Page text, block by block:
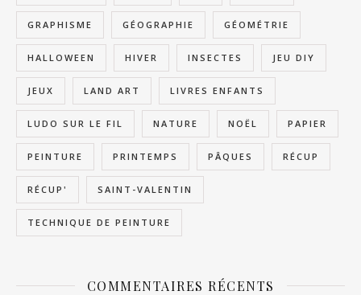
GRAPHISME GÉOGRAPHIE GÉOMÉTRIE
HALLOWEEN HIVER INSECTES JEU DIY
JEUX LAND ART LIVRES ENFANTS
LUDO SUR LE FIL NATURE NOËL PAPIER
PEINTURE PRINTEMPS PÂQUES RÉCUP
RÉCUP' SAINT-VALENTIN
TECHNIQUE DE PEINTURE
COMMENTAIRES RÉCENTS